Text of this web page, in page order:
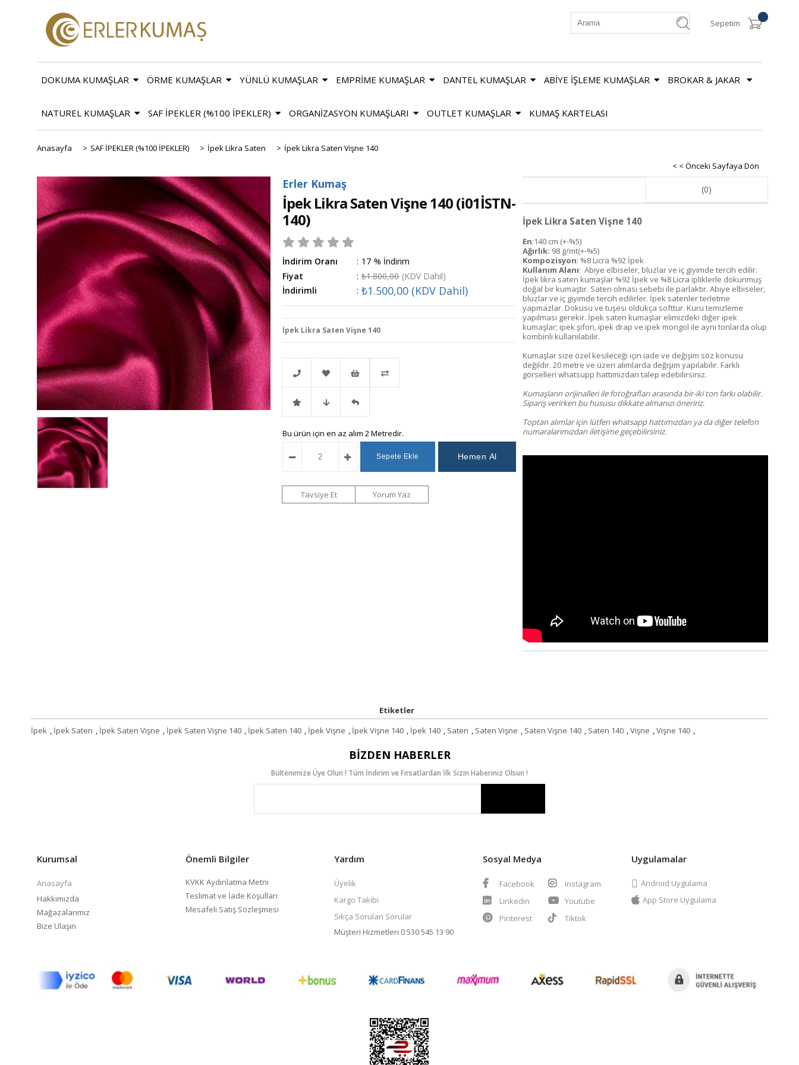
Sepetim
DOKUMA KUMAŞLAR ÖRME KUMAŞLAR YÜNLÜ KUMAŞLAR EMPRİME KUMAŞLAR DANTEL KUMAŞLAR ABİYE İŞLEME KUMAŞLAR BROKAR & JAKAR
NATUREL KUMAŞLAR SAF İPEKLER (%100 İPEKLER) ORGANİZASYON KUMAŞLARI OUTLET KUMAŞLAR KUMAŞ KARTELASI
Anasayfa > SAF İPEKLER (%100 İPEKLER) > İpek Likra Saten > İpek Likra Saten Vişne 140
< < Önceki Sayfaya Dön
Erler Kumaş
İpek Likra Saten Vişne 140(i01İSTN-
140)
İndirim Oranı : %
17
İndirim
Fiyat
: ₺1.800,00 (KDV Dahil)
İndirimli
: ₺1.500,00 (KDV Dahil)
İpek Likra Saten Vişne 140
Telefonla
Sipariş
Favorilere
Ekle
İstek
Listeme
Ekle
İndirimli Fiyat
Düşünce
Haber
Gelince
Haber
Bu ürün için en az alım 2 Metredir.
Tavsiye Et Yorum Yaz
(0)
İpek Likra Saten Vişne 140
En:140 cm (+-%5)
Ağırlık: 98 g/mt(+-%5)
Kompozisyon: %8 Licra %92 İpek
Kullanım Alanı: Abiye elbiseler, bluzlar ve iç giyimde tercih edilir.
İpek likra saten kumaşlar %92 İpek ve %8 Licra ipliklerle dokunmuş
doğal bir kumaştır. Saten olması sebebi ile parlaktır. Abiye elbiseler,
bluzlar ve iç giyimde tercih edilirler. İpek satenler terletme
yapmazlar. Dokusu ve tuşesi oldukça softtur. Kuru temizleme
yapılması gerekir. İpek saten kumaşlar elimizdeki diğer ipek
kumaşlar; ipek şifon, ipek drap ve ipek mongol ile aynı tonlarda olup
kombinli kullanılabilir.
Kumaşlar size özel kesileceği için iade ve değişim söz konusu
değildir. 20 metre ve üzeri alımlarda değişim yapılabilir. Farklı
görselleri whatsupp hattımızdan talep edebilirsiniz.
Kumaşların orijinalleri ile fotoğrafları arasında bir-iki ton farkı olabilir.
Sipariş verirken bu hususu dikkate almanızı öneririz.
Toptan alımlar için lütfen whatsapp hattımızdan ya da diğer telefon
numaralarımızdan iletişime geçebilirsiniz.
Etiketler
İpek , İpek Saten , İpek Saten Vişne , İpek Saten Vişne 140 , İpek Saten 140 , İpek Vişne , İpek Vişne 140 , İpek 140 , Saten , Saten Vişne , Saten Vişne 140 , Saten 140 ,Vişne ,Vişne 140 ,
BIZDEN HABERLER
Bültenimize Üye Olun ! Tüm İndirim ve Fırsatlardan İlk Sizin Haberiniz Olsun !
Kurumsal
Anasayfa
Hakkımızda
Mağazalarımız
Bize Ulaşın
Önemli Bilgiler
KVKK Aydınlatma Metni
Teslimat ve İade Koşulları
Mesafeli Satış Sözleşmesi
Yardım
Üyelik
Kargo Takibi
Sıkça Sorulan Sorular
Müşteri Hizmetleri 0 530 545 13 90
Sosyal Medya
Facebook
Instagram
Linkedin
Youtube
Pinterest
Tiktok
Uygulamalar
Android Uygulama
App Store Uygulama